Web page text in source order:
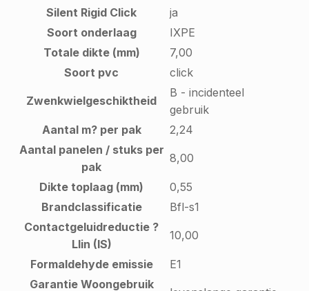
Silent Rigid Click
ja
Soort onderlaag
IXPE
Totale dikte (mm)
7,00
Soort pvc
click
Zwenkwielgeschiktheid
B - incidenteel
gebruik
Aantal m? per pak
2,24
Aantal panelen / stuks per
pak
8,00
Dikte toplaag (mm)
0,55
Brandclassificatie
Bfl-s1
Contactgeluidreductie ?
Llin (IS)
10,00
Formaldehyde emissie
E1
Garantie Woongebruik